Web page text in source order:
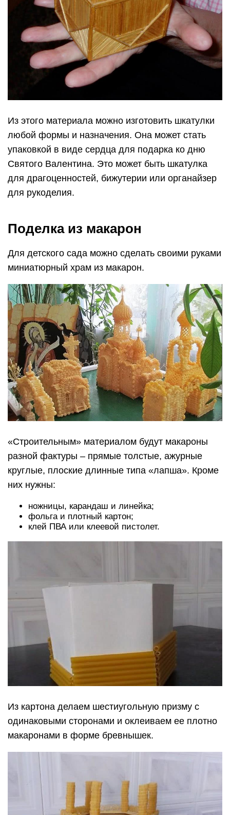
Из этого материала можно изготовить шкатулки
любой формы и назначения. Она может стать
упаковкой в виде сердца для подарка ко дню
Святого Валентина. Это может быть шкатулка
для драгоценностей, бижутерии или органайзер
для рукоделия.
Поделка из макарон
Для детского сада можно сделать своими руками
миниатюрный храм из макарон.
«Строительным» материалом будут макароны
разной фактуры – прямые толстые, ажурные
круглые, плоские длинные типа «лапша». Кроме
них нужны:
ножницы, карандаш и линейка;
фольга и плотный картон;
клей ПВА или клеевой пистолет.
Из картона делаем шестиугольную призму с
одинаковыми сторонами и оклеиваем ее плотно
макаронами в форме бревнышек.